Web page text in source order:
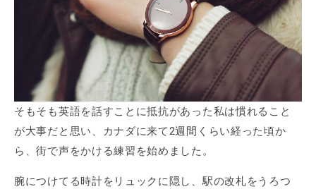
そもそも英語を話すことに抵抗があった私は慣れること
が大事だと思い、カナダに来て2週間くらい経った頃か
ら、街で声をかける練習を始めました。
腕につけてる時計をリュックに隠し、駅の改札をうろつ